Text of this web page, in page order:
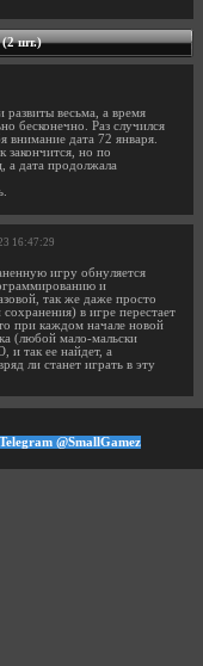
(2 шт.)
развиты весьма, а время
бесконечно. Раз случился
внимание дата 72 января.
закончится, но по
а дата продолжала
16:47:29
игру обнуляется
и
так же даже просто
в игре перестает
при каждом начале новой
(любой мало-мальски
и так ее найдет, а
ли станет играть в эту
@SmallGamez